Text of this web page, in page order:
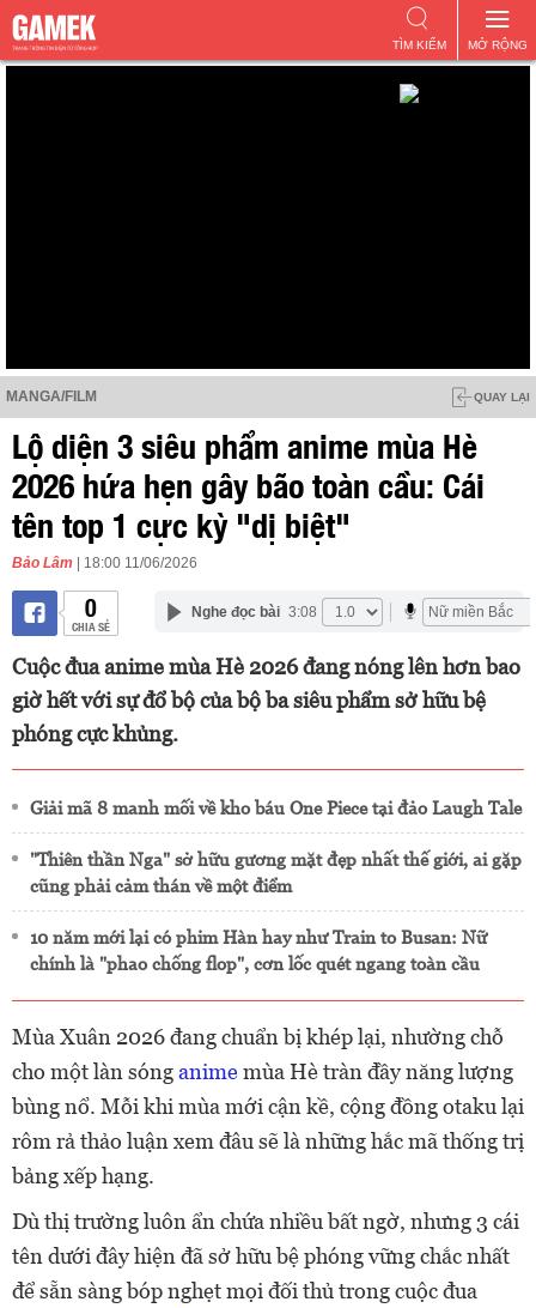
MỞ RỘNG
TÌM KIẾM
MANGA/FILM QUAY LẠI
Lộ diện 3 siêu phẩm anime mùa Hè
2026 hứa hẹn gây bão toàn cầu: Cái
tên top 1 cực kỳ "dị biệt"
Bảo Lâm | 18:00 11/06/2026
0
CHIA SẺ
Nghe đọc bài 3:08
Cuộc đua anime mùa Hè 2026 đang nóng lên hơn bao
giờ hết với sự đổ bộ của bộ ba siêu phẩm sở hữu bệ
phóng cực khủng.
Giải mã 8 manh mối về kho báu One Piece tại đảo Laugh Tale
"Thiên thần Nga" sở hữu gương mặt đẹp nhất thế giới, ai gặp
cũng phải cảm thán về một điểm
10 năm mới lại có phim Hàn hay như Train to Busan: Nữ
chính là "phao chống flop", cơn lốc quét ngang toàn cầu
Mùa Xuân 2026 đang chuẩn bị khép lại, nhường chỗ
cho một làn sónganimemùa Hè tràn đầy năng lượng
bùng nổ. Mỗi khi mùa mới cận kề, cộng đồng otaku lại
rôm rả thảo luận xem đâu sẽ là những hắc mã thống trị
bảng xếp hạng.
Dù thị trường luôn ẩn chứa nhiều bất ngờ, nhưng 3 cái
tên dưới đây hiện đã sở hữu bệ phóng vững chắc nhất
để sẵn sàng bóp nghẹt mọi đối thủ trong cuộc đua